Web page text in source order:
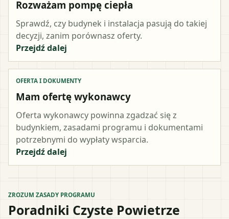
Rozważam pompę ciepła
Sprawdź, czy budynek i instalacja pasują do takiej
decyzji, zanim porównasz oferty.
Przejdź dalej
OFERTA I DOKUMENTY
Mam ofertę wykonawcy
Oferta wykonawcy powinna zgadzać się z
budynkiem, zasadami programu i dokumentami
potrzebnymi do wypłaty wsparcia.
Przejdź dalej
ZROZUM ZASADY PROGRAMU
Poradniki Czyste Powietrze